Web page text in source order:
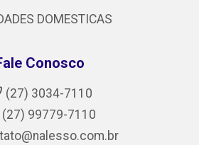
DOMESTICAS
Conosco
(27) 3034-7110
(27) 99779-7110